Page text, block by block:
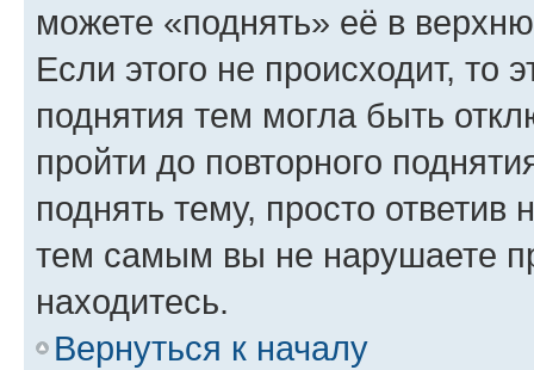
можете «поднять» её в
Если этого не происходит, то
поднятия тем могла быть
пройти до повторного
поднять тему, просто ответив
тем самым вы не нарушаете
находитесь.
Вернуться к началу